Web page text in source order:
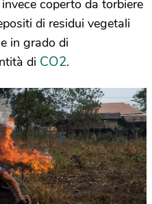
coperto da torbiere
di residui vegetali
in grado di
di CO2.